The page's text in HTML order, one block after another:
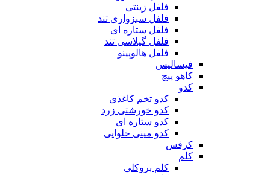
فلفل زینتی
فلفل سبزواری تند
فلفل ستاره ای
فلفل گیلاسی تند
فلفل هالوپینو
فیسالیس
کاهو پیچ
کدو
کدو تخم کاغذی
کدو خورشتی زرد
کدو ستاره ای
کدو مینی حلوایی
کرفس
کلم
کلم بروکلی